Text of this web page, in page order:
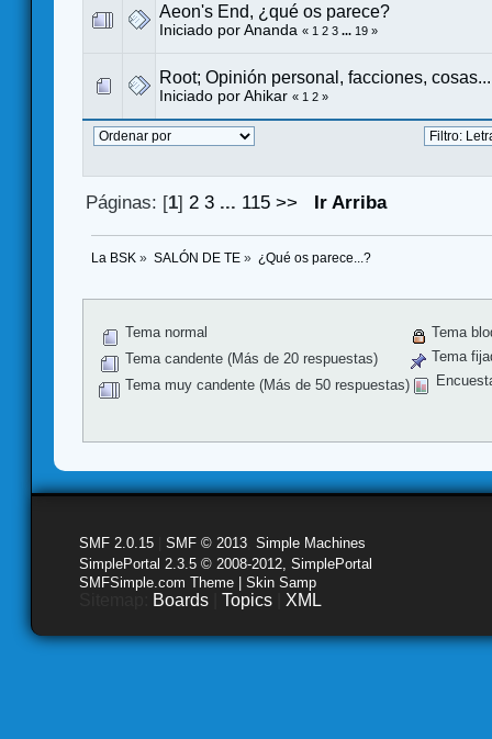
Aeon's End, ¿qué os parece?
Iniciado por Ananda « 1 2 3 ... 19 »
Root; Opinión personal, facciones, cosas...
Iniciado por Ahikar « 1 2 »
Páginas: [1] 2 3 ... 115 >> Ir Arriba
La BSK » SALÓN DE TE» ¿Qué os parece...?
Tema normal
Tema candente (Más de 20 respuestas)
Tema muy candente (Más de 50 respuestas)
Tema
Tema
SMF 2.0.15 SMF © 2013 Simple Machines
SimplePortal 2.3.5 © 2008-2012, SimplePortal
SMFSimple.com Theme | Skin Samp
Boards Topics XML